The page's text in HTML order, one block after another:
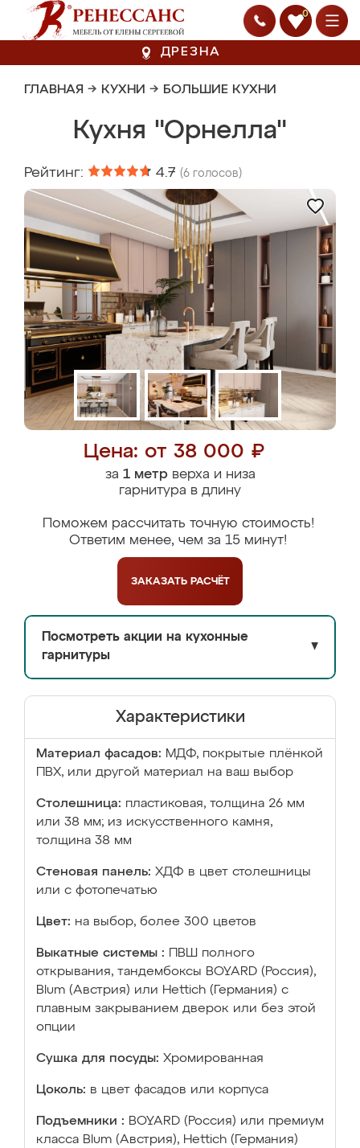
0
ДРЕЗНА
ГЛАВНАЯ → КУХНИ → БОЛЬШИЕ КУХНИ
Кухня "Орнелла"
Рейтинг: 4.7 (6 голосов)
Цена: от 38 000 ₽
за 1 метрверха и низа
гарнитура в длину
Поможем рассчитать точную стоимость!
Ответим менее, чем за 15 минут!
ЗАКАЗАТЬ РАСЧЁТ
Посмотреть акции на кухонные
гарнитуры
▼
Характеристики
Материал фасадов: МДФ, покрытые плёнкой
ПВХ, или другой материал на ваш выбор
Столешница: пластиковая, толщина 26 мм
или 38 мм; из искусственного камня,
толщина 38 мм
Стеновая панель: ХДФ в цвет столешницы
или с фотопечатью
Цвет: на выбор, более 300 цветов
Выкатные системы :
ПВШ полного
открывания, тандембоксы BOYARD (Россия),
Blum (Австрия) или Hettich (Германия) с
плавным закрыванием дверок или без этой
опции
Сушка для посуды: Хромированная
Цоколь: в цвет фасадов или корпуса
Подъемники : BOYARD (Россия) или премиум
класса Blum (Австрия), Hettich (Германия)